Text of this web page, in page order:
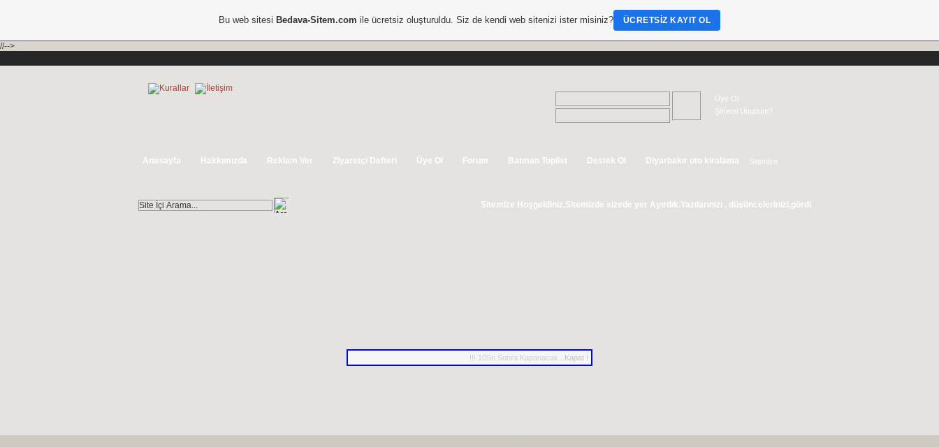
//-->
Üye Ol
Şifremi Unuttum?
Anasayfa Hakkımızda Reklam Ver Ziyaretçi Defteri Üye Ol Forum Batman Toplist Destek Ol Diyarbakır oto kiralama
Sitemize
Sitemize Hoşgeldiniz.Sitemizde sizede yer Ayırdık.Yazılarınızı , düşüncelerinizi,gördüğünüz olayları ve şikayetlerinizi
!!! 10Sn Sonra Kapanacak... Kapat !
Bu web sitesi Bedava-Sitem.com ile ücretsiz oluşturuldu. Siz de kendi web sitenizi ister misiniz? ÜCRETSIZ KAYIT OL